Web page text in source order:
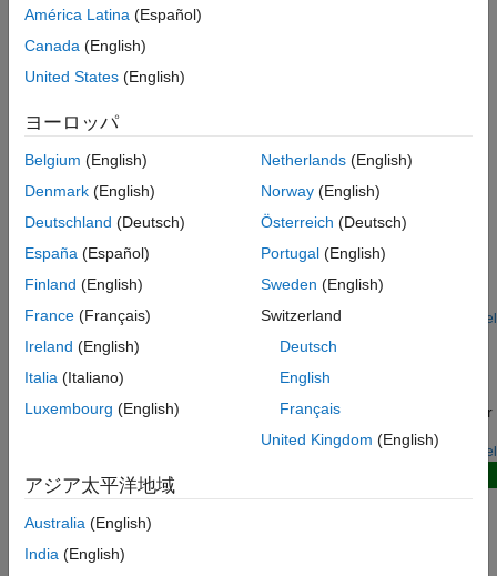
Set Up Scheduling Options for STM32 Processor-Based
Boards
Configure single-rate or multi-rate scheduling on an STM32
Featured Examples
Voltage Mode Control of DC-DC Buck Converter and
Boost Converter Using STMicroelectronics STM32
Processor
Implement a DC-DC buck converter or Boost Converter control
system using the B-G474E-DPOW1 Discovery kit for STM32™
Microcontroller Blockset.
Open Model
Using Hardware Interrupt Block to Create an ISR on
STMicroelectronics STM32 Processor Based Boards
Use a Hardware Interrupt block to create an interrupt service
routine (ISR) in the generated code for STM32™ Microcontroller
Open Model
Totem-Pole Boost PFC With Inrush Current Limiter
Model, simulate, and deploy a digital control algorithm for a
totem-pole power factor correction (PFC) converter with an
América Latina (Español)
Canada (English)
United States (English)
ヨーロッパ
Belgium (English)
Denmark (English)
Deutschland (Deutsch)
España (Español)
Finland (English)
France (Français)
Ireland (English)
Italia (Italiano)
Luxembourg (English)
Netherlands(English)
Norway(English)
Österreich (Deutsch)
Portugal(English)
Sweden (English)
Switzerland
Deutsch
English
Français
United Kingdom (English)
アジア太平洋地域
Australia (English)
India (English)